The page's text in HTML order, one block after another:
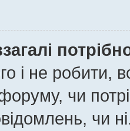
і не робити,
чи
чи